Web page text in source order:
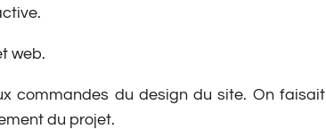
web.
commandes du design du site. On faisait
du projet.